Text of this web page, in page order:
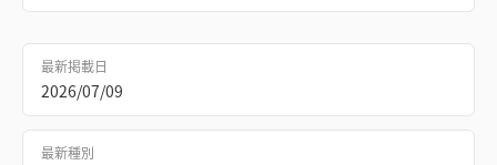
最新掲載日
2026/07/09
最新種別